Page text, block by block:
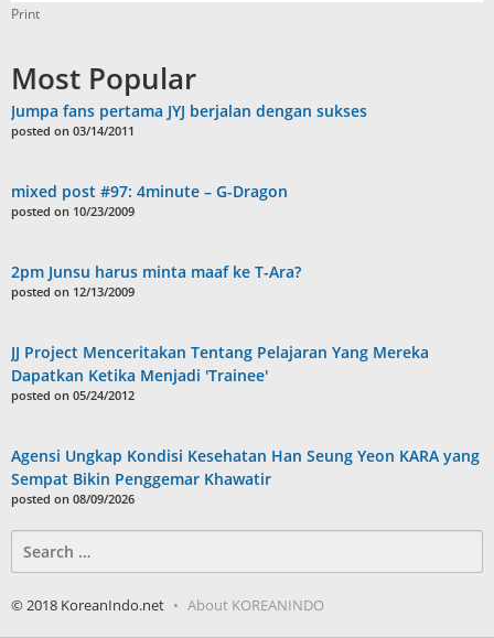
Print
Most Popular
Jumpa fans pertama JYJ berjalan dengan sukses
posted on 03/14/2011
mixed post #97: 4minute – G-Dragon
posted on 10/23/2009
2pm Junsu harus minta maaf ke T-Ara?
posted on 12/13/2009
JJ Project Menceritakan Tentang Pelajaran Yang Mereka
Dapatkan Ketika Menjadi 'Trainee'
posted on 05/24/2012
Agensi Ungkap Kondisi Kesehatan Han Seung Yeon KARA yang
Sempat Bikin Penggemar Khawatir
posted on 08/09/2026
for:
© 2018 KoreanIndo.net About KOREANINDO